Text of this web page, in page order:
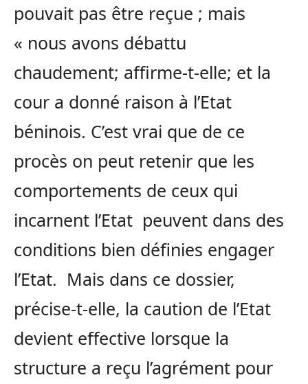
pouvait pas être reçue ; mais
« nous avons débattu
chaudement; affirme-t-elle; et la
cour a donné raison à l’Etat
béninois. C’est vrai que de ce
procès on peut retenir que les
comportements de ceux qui
incarnent l’Etat peuvent dans des
conditions bien définies engager
l’Etat. Mais dans ce dossier,
précise-t-elle, la caution de l’Etat
devient effective lorsque la
structure a reçu l’agrément pour